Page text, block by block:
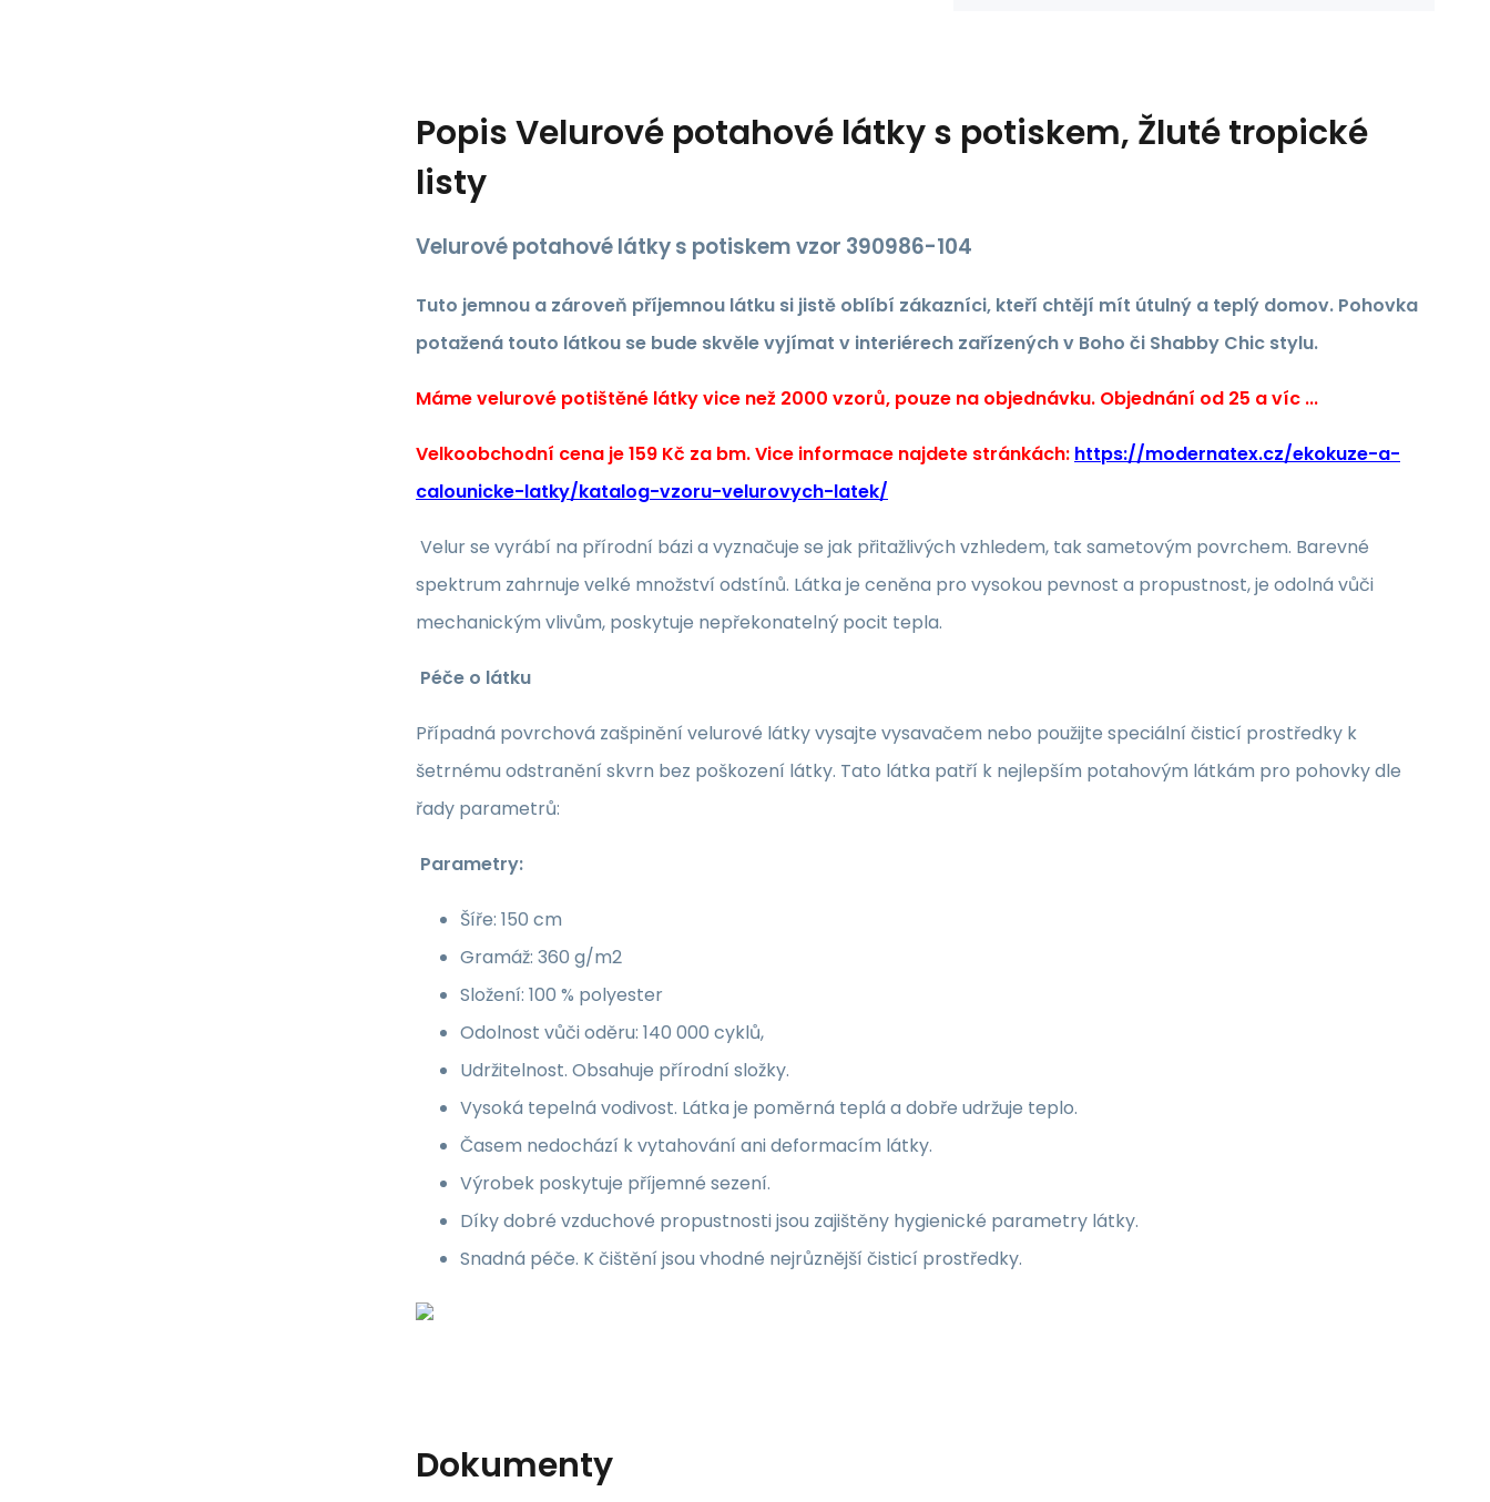
PopisVelurové potahové látky s potiskem, Žluté tropické
listy
Velurové potahové látky s potiskem vzor 390986-104
Tuto jemnou a zároveň příjemnou látku si jistě oblíbí zákazníci, kteří chtějí mít útulný a teplý domov. Pohovka
potažená touto látkou se bude skvěle vyjímat v interiérech zařízených v Boho či Shabby Chic stylu.
Máme velurové potištěné látky vice než 2000 vzorů, pouze na objednávku. Objednání od 25 a víc ...
Velkoobchodní cena je 159 Kč za bm. Vice informace najdete stránkách: https://modernatex.cz/ekokuze-a-
calounicke-latky/katalog-vzoru-velurovych-latek/
Velur se vyrábí na přírodní bázi a vyznačuje se jak přitažlivých vzhledem, tak sametovým povrchem. Barevné
spektrum zahrnuje velké množství odstínů. Látka je ceněna pro vysokou pevnost a propustnost, je odolná vůči
mechanickým vlivům, poskytuje nepřekonatelný pocit tepla.
Péče o látku
Případná povrchová zašpinění velurové látky vysajte vysavačem nebo použijte speciální čisticí prostředky k
šetrnému odstranění skvrn bez poškození látky. Tato látka patří k nejlepším potahovým látkám pro pohovky dle
řady parametrů:
Parametry:
Šíře: 150 cm
Gramáž: 360 g/m2
Složení: 100 % polyester
Odolnost vůči oděru: 140 000 cyklů,
Udržitelnost. Obsahuje přírodní složky.
Vysoká tepelná vodivost. Látka je poměrná teplá a dobře udržuje teplo.
Časem nedochází k vytahování ani deformacím látky.
Výrobek poskytuje příjemné sezení.
Díky dobré vzduchové propustnosti jsou zajištěny hygienické parametry látky.
Snadná péče. K čištění jsou vhodné nejrůznější čisticí prostředky.
Dokumenty